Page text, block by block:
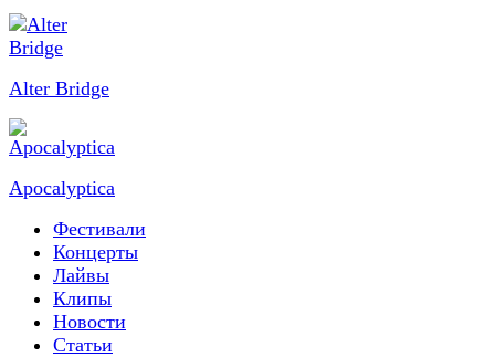
Alter Bridge
Apocalyptica
Фестивали
Концерты
Лайвы
Клипы
Новости
Статьи